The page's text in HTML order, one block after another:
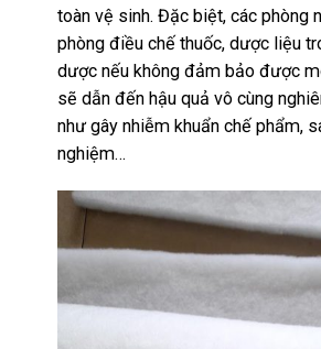
toàn vệ sinh. Đặc biệt, các phòng
phòng điều chế thuốc, dược liệu
dược nếu không đảm bảo được
sẽ dẫn đến hậu quả vô cùng
như gây nhiễm khuẩn chế phẩm,
nghiệm…